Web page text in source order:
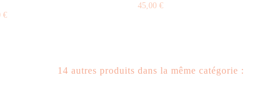
€
45,00 €
14 autres produits dans la même catégorie :